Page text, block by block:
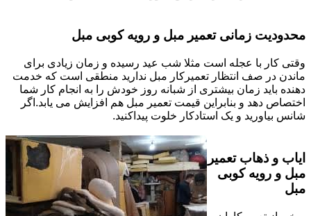
محدودیت زمانی تعمیر مبل و رویه کوبی مبل
وقتی کار با عجله است مثلا شب عید رسیده و زمان زیادی برای
ماندن در صف انتظار تعمیرکار مبل ندارید منطقی است که خدمت
دهنده باید زمان بیشتری از شبانه روز خودش را به انجام کار شما
اختصاص دهد و بنابراین قیمت تعمیر مبل هم افزایش می یابد.اگر
شانس بیاورید و یک استادکار خلوت پیداکنید.
ایاب و ذهاب تعمیر
مبل و رویه کوبی
مبل